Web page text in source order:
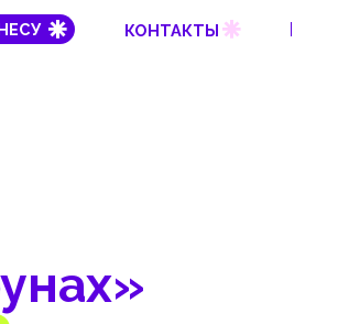
КОНТАКТЫ БЛОГ